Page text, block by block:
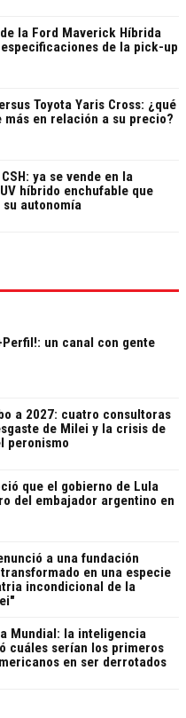
la Ford Maverick Híbrida
de la pick-up
Toyota Yaris Cross: ¿qué
más en relación a su precio?
ya se vende en la
híbrido enchufable que
autonomía
un canal con gente
a 2027: cuatro consultoras
de Milei y la crisis de
peronismo
que el gobierno de Lula
del embajador argentino en
a una fundación
en una especie
incondicional de la
Mundial: la inteligencia
cuáles serían los primeros
en ser derrotados